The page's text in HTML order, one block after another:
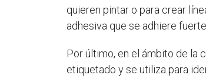
quieren pintar o para crear
adhesiva que se adhiere
Por último, en el ámbito de la
etiquetado y se utiliza para